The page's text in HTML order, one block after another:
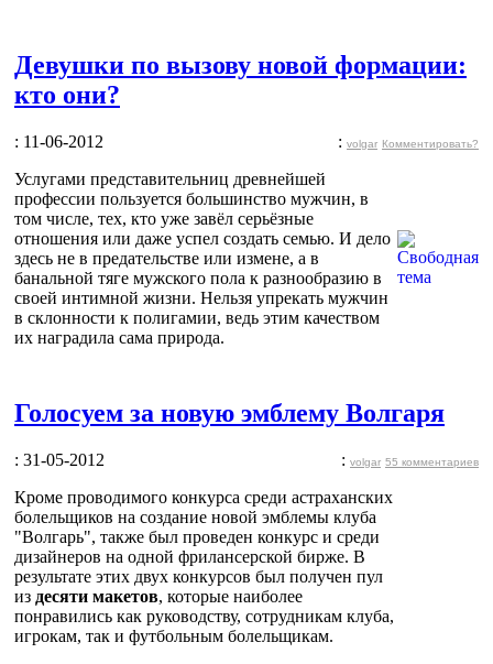
Девушки по вызову новой формации:
кто они?
: 11-06-2012 : volgar Комментировать?
Услугами представительниц древнейшей
профессии пользуется большинство мужчин, в
том числе, тех, кто уже завёл серьёзные
отношения или даже успел создать семью. И дело
здесь не в предательстве или измене, а в
банальной тяге мужского пола к разнообразию в
своей интимной жизни. Нельзя упрекать мужчин
в склонности к полигамии, ведь этим качеством
их наградила сама природа.
Голосуем за новую эмблему Волгаря
: 31-05-2012 : volgar 55 комментариев
Кроме проводимого конкурса среди астраханских
болельщиков на создание новой эмблемы клуба
"Волгарь", также был проведен конкурс и среди
дизайнеров на одной фрилансерской бирже. В
результате этих двух конкурсов был получен пул
из десяти макетов, которые наиболее
понравились как руководству, сотрудникам клуба,
игрокам, так и футбольным болельщикам.